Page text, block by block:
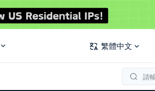
繁體中文